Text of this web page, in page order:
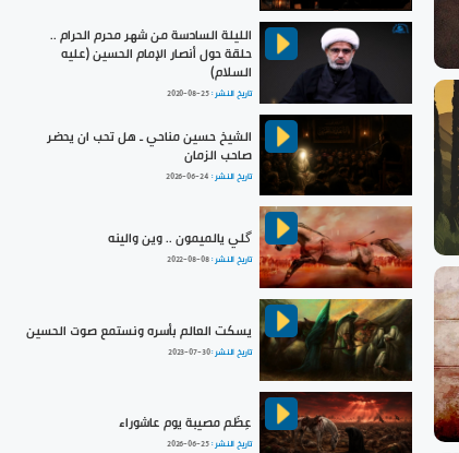
الليلة السادسة من شهر محرم الحرام ..
حلقة حول أنصار الإمام الحسين (عليه
السلام)
تاريخ النشر :2020-08-25
الشيخ حسين مناحي ـ هل تحب ان يحضر
صاحب الزمان
تاريخ النشر : 2026-06-24
گلي يالميمون .. وين والينه
تاريخ النشر :2022-08-08
يسكت العالم بأسره ونستمع صوت الحسين
تاريخ النشر :2023-07-30
عِظَم مصيبة يوم عاشوراء
تاريخ النشر :2026-06-25